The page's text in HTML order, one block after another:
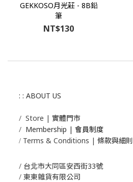
GEKKOSO月光莊 - 8B鉛
筆
NT$130
: : ABOUT US
/ Store | 實體門市
/ Membership | 會員制度
/ Terms & Conditions | 條款與細則
/ 台北市大同區安西街33號
/ 東東雜貨有限公司